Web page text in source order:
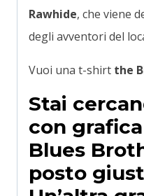
Rawhide, che viene
degli avventori del
Vuoi una t-shirt the
Stai
con
Blues
posto